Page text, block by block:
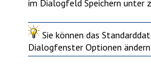
im DialogfeldSpeichern unter
Sie können das
DialogfensterOptionen ändern.